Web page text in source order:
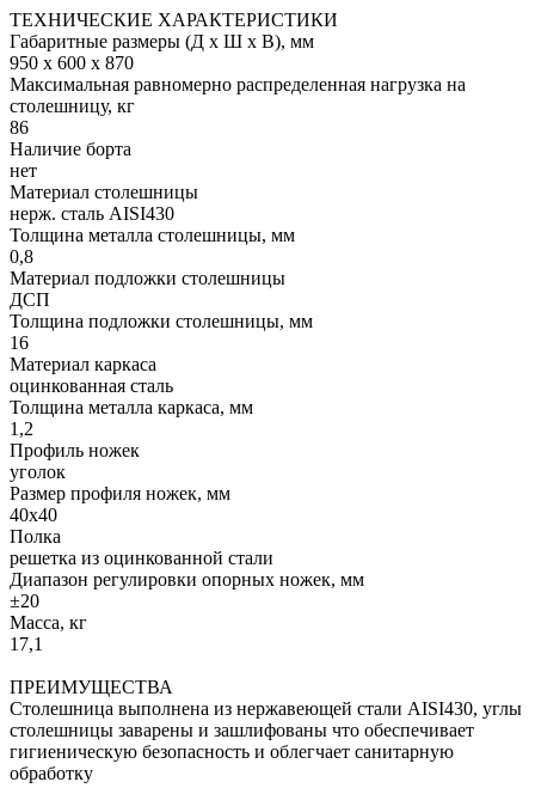
ТЕХНИЧЕСКИЕ ХАРАКТЕРИСТИКИ
Габаритные размеры (Д х Ш х В), мм
950 х 600 х 870
Максимальная равномерно распределенная нагрузка на
столешницу, кг
86
Наличие борта
нет
Материал столешницы
нерж. сталь AISI430
Толщина металла столешницы, мм
0,8
Материал подложки столешницы
ДСП
Толщина подложки столешницы, мм
16
Материал каркаса
оцинкованная сталь
Толщина металла каркаса, мм
1,2
Профиль ножек
уголок
Размер профиля ножек, мм
40х40
Полка
решетка из оцинкованной стали
Диапазон регулировки опорных ножек, мм
±20
Масса, кг
17,1
ПРЕИМУЩЕСТВА
Столешница выполнена из нержавеющей стали AISI430, углы
столешницы заварены и зашлифованы что обеспечивает
гигиеническую безопасность и облегчает санитарную
обработку